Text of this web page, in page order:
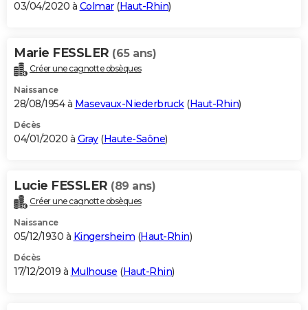
03/04/2020 à Colmar(Haut-Rhin)
Marie FESSLER (65 ans)
Créer une cagnotte obsèques
Naissance
28/08/1954 à Masevaux-Niederbruck(Haut-Rhin)
Décès
04/01/2020 à Gray(Haute-Saône)
Lucie FESSLER (89 ans)
Créer une cagnotte obsèques
Naissance
05/12/1930 à Kingersheim (Haut-Rhin)
Décès
17/12/2019 à Mulhouse (Haut-Rhin)